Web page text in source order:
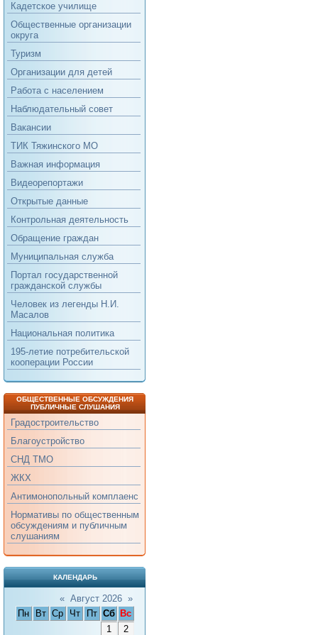
Кадетское училище
Общественные организации
округа
Туризм
Организации для детей
Работа с населением
Наблюдательный совет
Вакансии
ТИК Тяжинского МО
Важная информация
Видеорепортажи
Открытые данные
Контрольная деятельность
Обращение граждан
Муниципальная служба
Портал государственной
гражданской службы
Человек из легенды Н.И.
Масалов
Национальная политика
195-летие потребительской
кооперации России
ОБЩЕСТВЕННЫЕ ОБСУЖДЕНИЯ
ПУБЛИЧНЫЕ СЛУШАНИЯ
Градостроительство
Благоустройство
СНД ТМО
ЖКХ
Антимонопольный комплаенс
Нормативы по общественным
обсуждениям и публичным
слушаниям
КАЛЕНДАРЬ
« Август 2026 »
Пн
Вт Ср Чт Пт Сб
Вс
1
2